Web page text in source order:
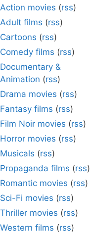
Action movies (rss)
Adult films (rss)
Cartoons (rss)
Comedy films (rss)
Documentary &
Animation (rss)
Drama movies (rss)
Fantasy films (rss)
Film Noir movies (rss)
Horror movies (rss)
Musicals (rss)
Propaganda films (rss)
Romantic movies (rss)
Sci-Fi movies (rss)
Thriller movies (rss)
Western films (rss)